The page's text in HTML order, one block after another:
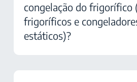
congelação do frigorífico
frigoríficos e
estáticos)?